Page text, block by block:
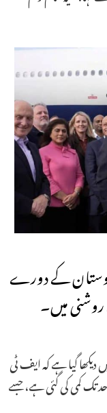
کے دورے
میں۔
گیا ہے کہ ایف ٹی
تک کمی کی گئی ہے، جسے